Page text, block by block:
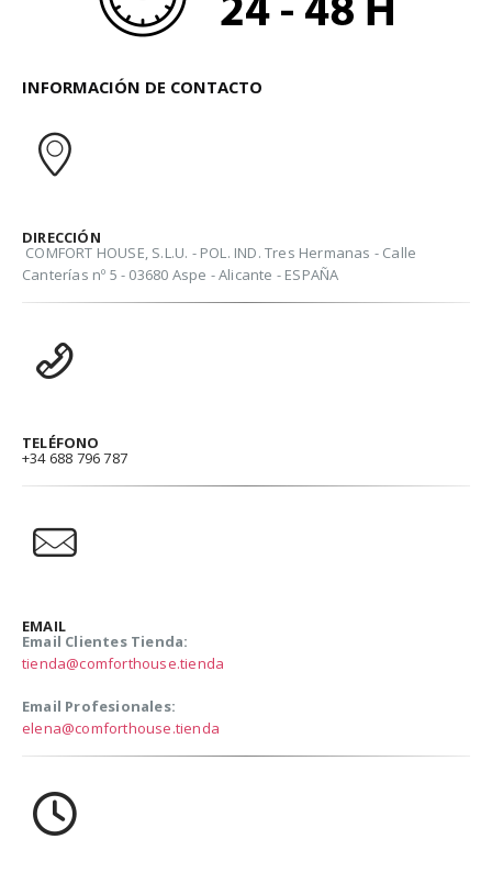
INFORMACIÓN DE CONTACTO
DIRECCIÓN
COMFORT HOUSE, S.L.U. - POL. IND. Tres Hermanas - Calle
Canterías nº 5 - 03680 Aspe - Alicante - ESPAÑA
TELÉFONO
+34 688 796 787
EMAIL
Email Clientes Tienda:
tienda@comforthouse.tienda
Email Profesionales:
elena@comforthouse.tienda